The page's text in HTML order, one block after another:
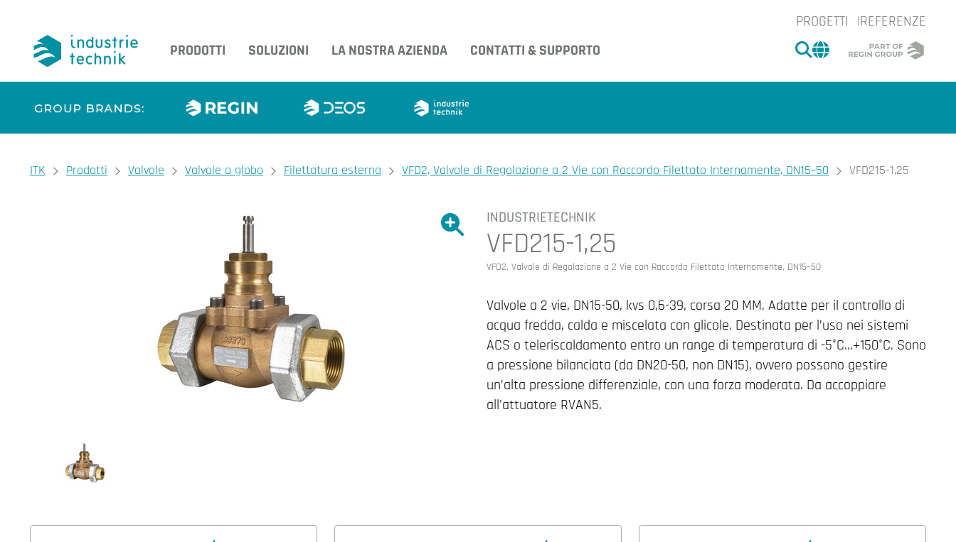
PROGETTI
REFERENZE
PRODOTTI
SOLUZIONI LA NOSTRA AZIENDA CONTATTI & SUPPORTO CERCA
CHANGE MARKET
You are here:
ITK Prodotti Valvole Valvole a globo Filettatura esterna VFD2, Valvole di Regolazione a 2 Vie con Raccordo Filettato Internamente, DN15–50 VFD215-1,25
Ingrandire l'immagine.
Ingrandire l'immagine.
INDUSTRIETECHNIK
VFD215-1,25
VFD2, Valvole di Regolazione a 2 Vie con Raccordo Filettato Internamente, DN15–50
Valvole a 2 vie, DN15-50, kvs 0,6-39, corsa 20 MM. Adatte per il controllo di
acqua fredda, calda e miscelata con glicole. Destinata per l’uso nei sistemi
ACS o teleriscaldamento entro un range di temperatura di -5°C...+150°C. Sono
a pressione bilanciata (da DN20-50, non DN15), ovvero possono gestire
un’alta pressione differenziale, con una forza moderata. Da accoppiare
all'attuatore RVAN5.